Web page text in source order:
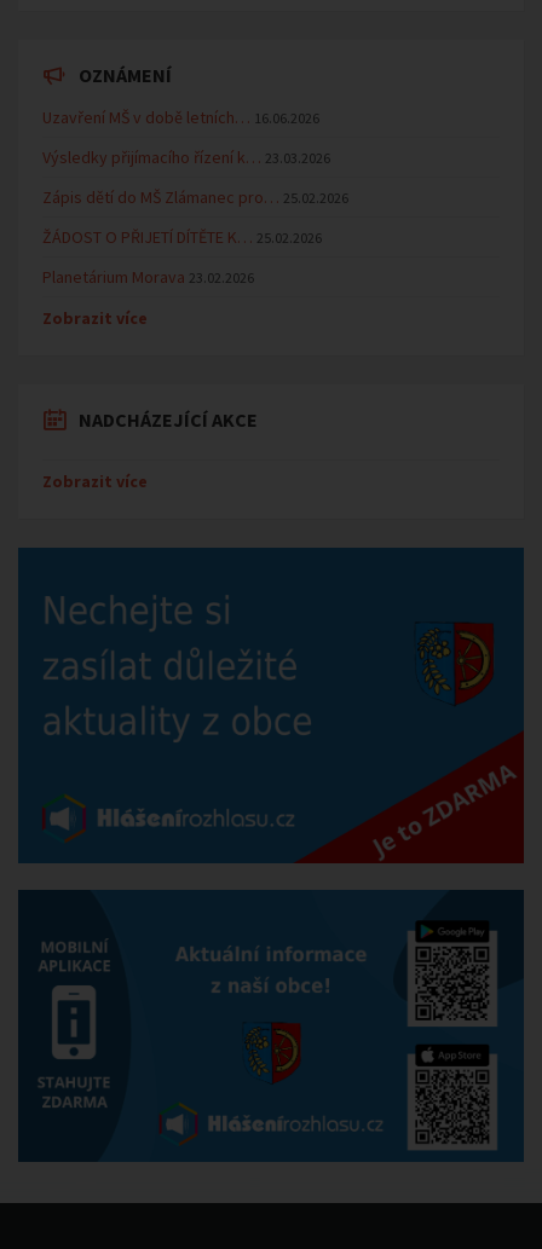
OZNÁMENÍ
Uzavření MŠ v době letních… 16.06.2026
Výsledky přijímacího řízení k… 23.03.2026
Zápis dětí do MŠ Zlámanec pro… 25.02.2026
ŽÁDOST O PŘIJETÍ DÍTĚTE K… 25.02.2026
Planetárium Morava 23.02.2026
Zobrazit více
NADCHÁZEJÍCÍ AKCE
Zobrazit více